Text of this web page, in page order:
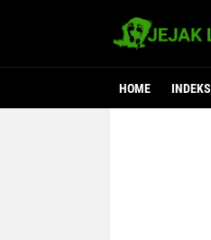
HOME INDEKS